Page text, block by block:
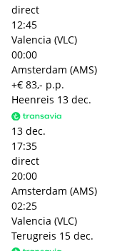
direct
12:45
Valencia (VLC)
00:00
Amsterdam (AMS)
+€ 83,- p.p.
Heenreis 13 dec.
13 dec.
17:35
direct
20:00
Amsterdam (AMS)
02:25
Valencia (VLC)
Terugreis 15 dec.